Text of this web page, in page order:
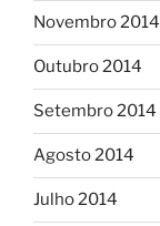
Novembro 2014
Outubro 2014
Setembro 2014
Agosto 2014
Julho 2014